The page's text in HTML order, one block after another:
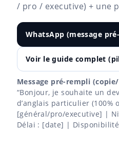
/ pro / executive) + une
WhatsApp (message
Voir le guide complet
Message pré-rempli
“Bonjour, je souhaite un
d’anglais particulier (100%
[général/pro/executive] |
Délai : [date] |